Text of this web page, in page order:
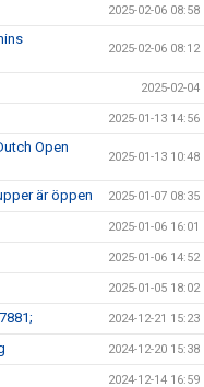
2025-02-06 08:58
2025-02-06 08:12
2025-02-04
2025-01-13 14:56
Open
2025-01-13 10:48
är öppen 2025-01-07 08:35
2025-01-06 16:01
2025-01-06 14:52
2025-01-05 18:02
2024-12-21 15:23
2024-12-20 15:38
2024-12-14 16:59